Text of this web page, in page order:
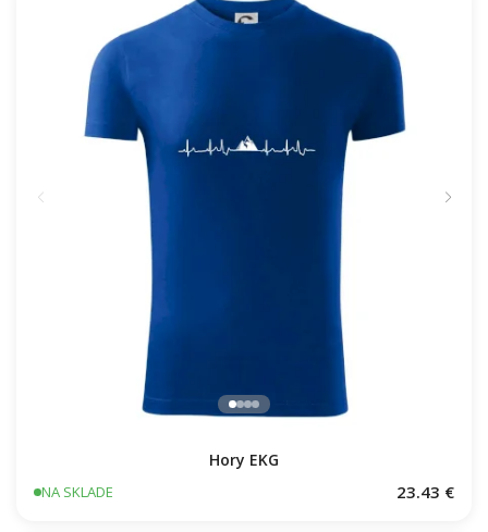
Hory EKG
NA SKLADE 23.43 €